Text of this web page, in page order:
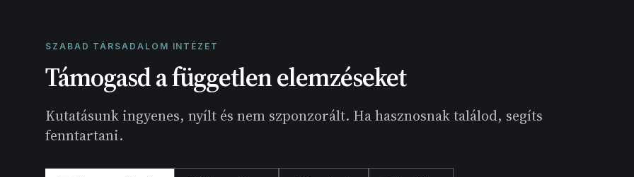
SZABAD TÁRSADALOM INTÉZET
Támogasd a független elemzéseket
Kutatásunk ingyenes, nyílt és nem szponzorált. Ha hasznosnak találod, segíts
fenntartani.